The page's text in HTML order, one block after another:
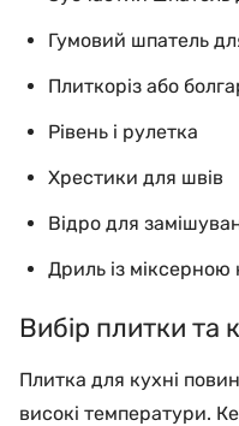
Гумовий шпатель
Плиткоріз або
Рівень і рулетка
Хрестики для швів
Відро для
Дриль із
Вибір плитки та
Плитка для кухні
високі температури.